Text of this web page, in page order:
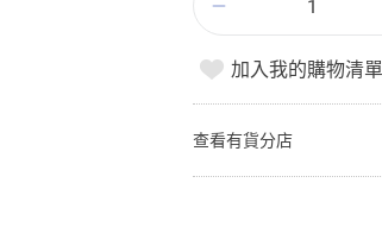
加入我的購物清單
查看有貨分店